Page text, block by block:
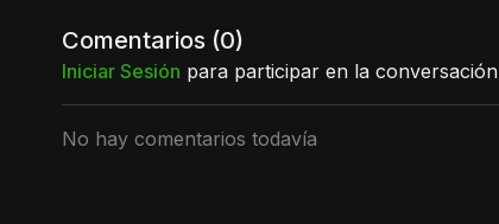
Comentarios (0)
Iniciar Sesión para participar en la conversación
No hay comentarios todavía